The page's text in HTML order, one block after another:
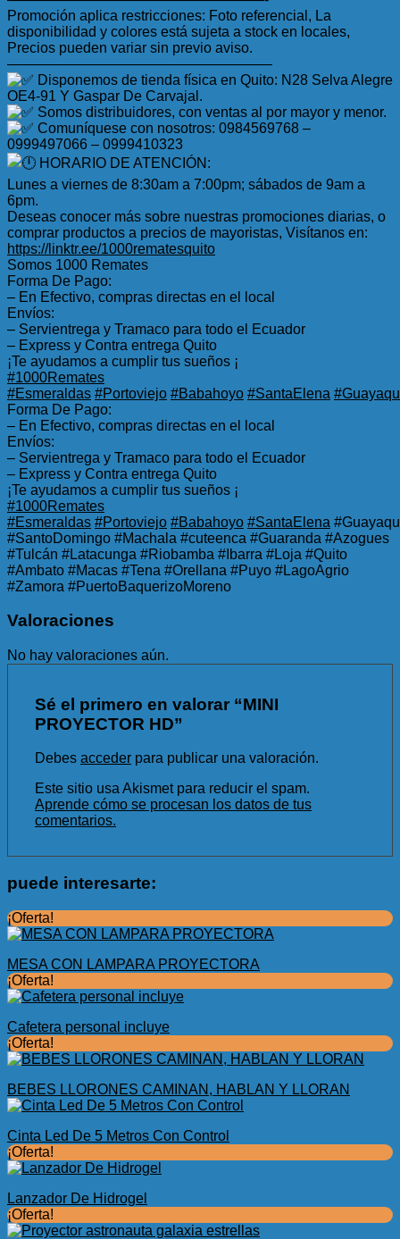
Promoción aplica restricciones: Foto referencial, La
disponibilidad y colores está sujeta a stock en locales,
Precios pueden variar sin previo aviso.
——————————————————–
Disponemos de tienda física en Quito: N28 Selva Alegre
OE4-91 Y Gaspar De Carvajal.
Somos distribuidores, con ventas al por mayor y menor.
Comuníquese con nosotros: 0984569768 –
0999497066 – 0999410323
HORARIO DE ATENCIÓN:
Lunes a viernes de 8:30am a 7:00pm; sábados de 9am a
6pm.
Deseas conocer más sobre nuestras promociones diarias, o
comprar productos a precios de mayoristas, Visítanos en:
https://linktr.ee/1000rematesquito
Somos 1000 Remates
Forma De Pago:
– En Efectivo, compras directas en el local
Envíos:
– Servientrega y Tramaco para todo el Ecuador
– Express y Contra entrega Quito
¡Te ayudamos a cumplir tus sueños ¡
#1000Remates
#Esmeraldas #Portoviejo #Babahoyo #SantaElena
Forma De Pago:
– En Efectivo, compras directas en el local
Envíos:
– Servientrega y Tramaco para todo el Ecuador
– Express y Contra entrega Quito
¡Te ayudamos a cumplir tus sueños ¡
#1000Remates
#Esmeraldas #Portoviejo #Babahoyo #SantaElena
#SantoDomingo #Machala #cuteenca #Guaranda #Azogues
#Tulcán #Latacunga #Riobamba #Ibarra #Loja #Quito
#Ambato #Macas #Tena #Orellana #Puyo #LagoAgrio
#Zamora #PuertoBaquerizoMoreno
Valoraciones
No hay valoraciones aún.
Sé el primero en valorar “MINI
PROYECTOR HD”
Debes acceder para publicar una valoración.
Este sitio usa Akismet para reducir el spam.
Aprende cómo se procesan los datos de tus
comentarios.
puede interesarte:
¡Oferta!
MESA CON LAMPARA PROYECTORA
¡Oferta!
Cafetera personal incluye
¡Oferta!
BEBES LLORONES CAMINAN, HABLAN Y LLORAN
Cinta Led De 5 Metros Con Control
¡Oferta!
Lanzador De Hidrogel
¡Oferta!